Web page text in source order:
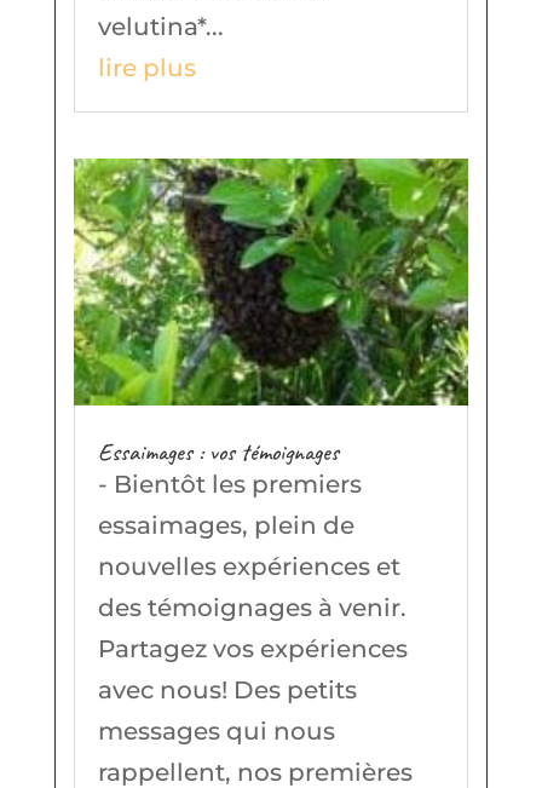
velutina*...
lire plus
Essaimages : vos témoignages
- Bientôt les premiers
essaimages, plein de
nouvelles expériences et
des témoignages à venir.
Partagez vos expériences
avec nous! Des petits
messages qui nous
rappellent, nos premières